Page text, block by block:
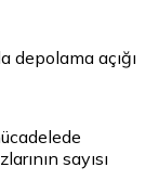
depolama açığı
sayısı